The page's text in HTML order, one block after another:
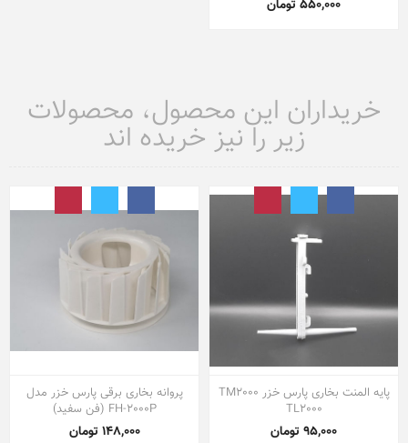
550,000 تومان
خریداران این محصول، محصولات
زیر را نیز خریده اند
پایه المنت بخاری پارس خزر TM2000
TL2000
95,000 تومان
پروانه بخاری برقی پارس خزر مدل
FH-2000P (فن سفید)
148,000 تومان